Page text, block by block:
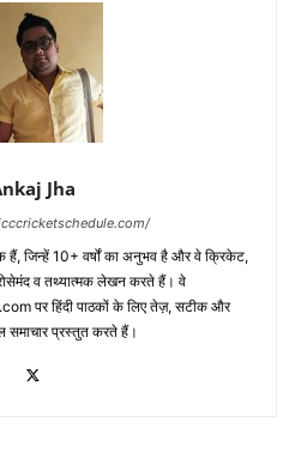
Jha
जिन्हें 10+ वर्षों का अनुभव है और वे क्रिकेट,
व तथ्यात्मक लेखन करते हैं। वे
पर हिंदी पाठकों के लिए तेज़, सटीक और
समाचार प्रस्तुत करते हैं।